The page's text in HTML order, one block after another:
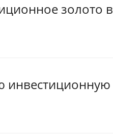
золото в
инвестиционную